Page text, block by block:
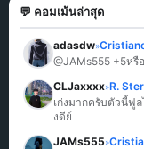
💬 คอมเม้นล่าสุด
adasdw»
@JAMs555 +5หรื
CLJaxxxx»R.
เก่งมากครับตัวนี้ฟู
งดีย์
JAMs555»